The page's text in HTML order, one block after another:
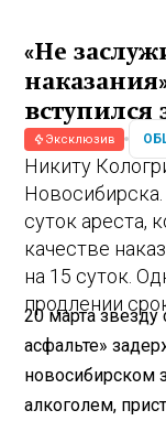
«Не
вступился
Эксклюзив
Никиту
суток ареста,
качестве
на 15 суток.
продлении
20 марта звезду
асфальте»
новосибирском
алкоголем,